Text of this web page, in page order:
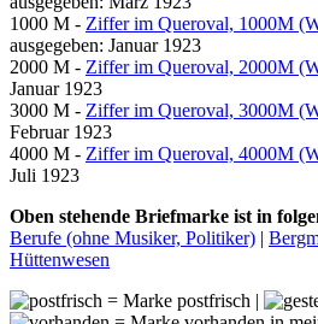
1000 M - Ziffer im Queroval, 1000M
ausgegeben: Januar 1923
2000 M - Ziffer im Queroval, 2000M
Januar 1923
3000 M - Ziffer im Queroval, 3000M
Februar 1923
4000 M - Ziffer im Queroval, 4000M
Juli 1923
Oben stehende Briefmarke ist in
Berufe (ohne Musiker, Politiker) |
Hüttenwesen
= Marke postfrisch |